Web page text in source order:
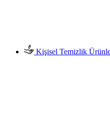
Kişisel Temizlik